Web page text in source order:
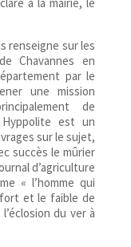
renseigne sur les
Chavannes en
par le
une mission
de
est un
sur le sujet,
succès le mûrier
d’agriculture
« l’homme qui
et le faible de
du ver à